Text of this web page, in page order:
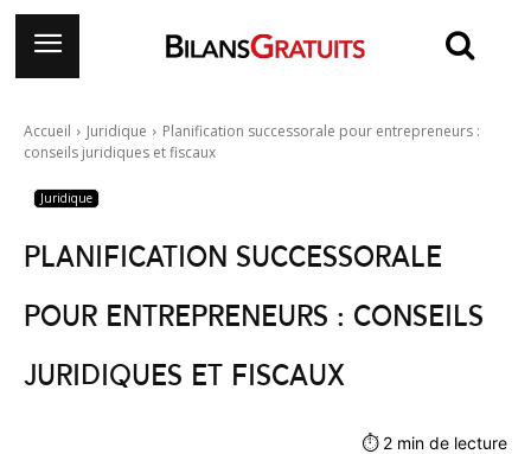
Accueil Juridique
Planification successorale pour entrepreneurs :
conseils juridiques et fiscaux
Juridique
Planification successorale
pour entrepreneurs : conseils
juridiques et fiscaux
⏱ 2 min de lecture